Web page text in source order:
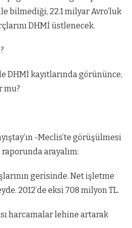
bilmediği, 22.1 milyar Avro’luk
DHMİ üstlenecek.
DHMİ kayıtlarında görününce,
mu?
-Meclis’te görüşülmesi
arayalım:
gerisinde. Net işletme
2012’de eksi 708 milyon TL.
harcamalar lehine artarak